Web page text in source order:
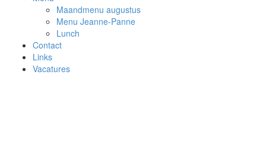
Maandmenu augustus
Menu Jeanne-Panne
Lunch
Contact
Links
Vacatures